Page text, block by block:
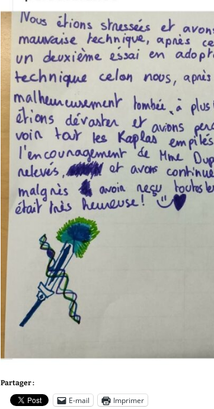
Partager :
E-mail Imprimer